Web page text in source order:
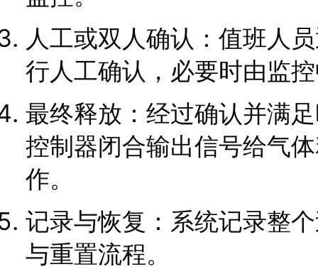
人工或双人确认：值班人
行人工确认，必要时由监
最终释放：经过确认并满
控制器闭合输出信号给气
作。
记录与恢复：系统记录整
与重置流程。